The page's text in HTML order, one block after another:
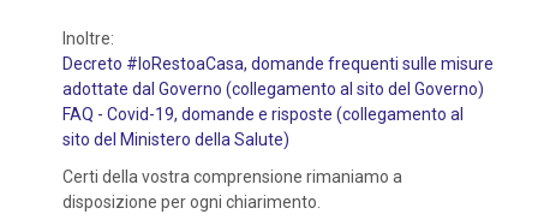
Inoltre:
Decreto #IoRestoaCasa, domande frequenti sulle misure
adottate dal Governo (collegamento al sito del Governo)
FAQ - Covid-19, domande e risposte (collegamento al
sito del Ministero della Salute)
Certi della vostra comprensione rimaniamo a
disposizione per ogni chiarimento.